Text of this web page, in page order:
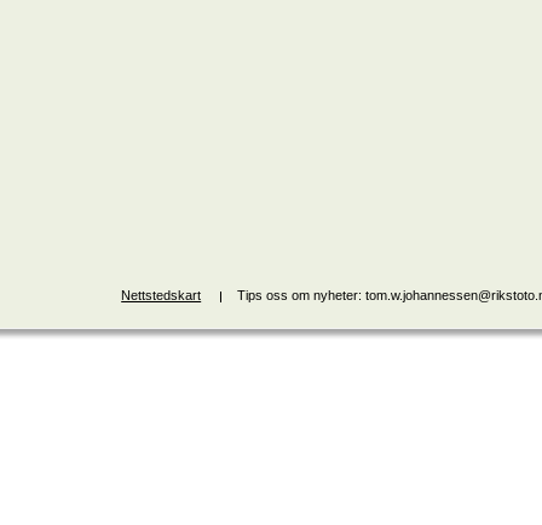
Nettstedskart Tips oss om nyheter: